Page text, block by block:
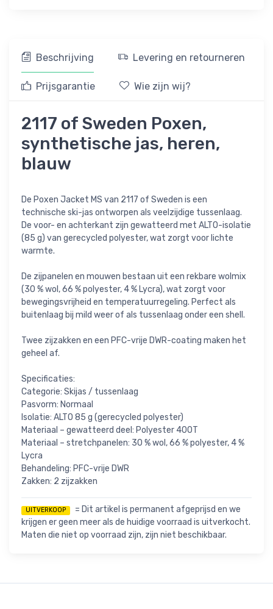
Beschrijving Levering en retourneren
Prijsgarantie Wie zijn wij?
2117 of Sweden Poxen,
synthetische jas, heren,
blauw
De Poxen Jacket MS van 2117 of Sweden is een
technische ski-jas ontworpen als veelzijdige tussenlaag.
De voor- en achterkant zijn gewatteerd met ALTO-isolatie
(85 g) van gerecycled polyester, wat zorgt voor lichte
warmte.
De zijpanelen en mouwen bestaan uit een rekbare wolmix
(30 % wol, 66 % polyester, 4 % Lycra), wat zorgt voor
bewegingsvrijheid en temperatuurregeling. Perfect als
buitenlaag bij mild weer of als tussenlaag onder een shell.
Twee zijzakken en een PFC-vrije DWR-coating maken het
geheel af.
Specificaties:
Categorie: Skijas / tussenlaag
Pasvorm: Normaal
Isolatie: ALTO 85 g (gerecycled polyester)
Materiaal – gewatteerd deel: Polyester 400T
Materiaal – stretchpanelen: 30 % wol, 66 % polyester, 4 %
Lycra
Behandeling: PFC-vrije DWR
Zakken: 2 zijzakken
UITVERKOOP
= Dit artikel is permanent afgeprijsd en we
krijgen er geen meer als de huidige voorraad is uitverkocht.
Maten die niet op voorraad zijn, zijn niet beschikbaar.